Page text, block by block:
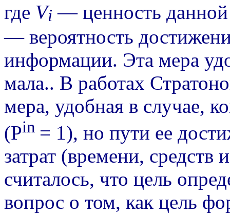
где Vi — ценность
— вероятность
информации. Эта мера
мала.. В работах
мера, удобная в случае,
(Pin = 1), но пути ее
затрат (времени,
считалось, что цель
вопрос о том, как цель